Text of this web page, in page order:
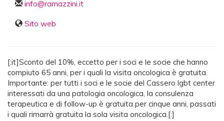
info@ramazzini.it
Sito web
[:it]Sconto del 10%, eccetto per i soci e le socie che hanno
compiuto 65 anni, per i quali la visita oncologica è gratuita.
Importante: per tutti i soci e le socie del Cassero lgbt center
interessati da una patologia oncologica, la consulenza
terapeutica e di follow-up è gratuita per cinque anni, passati
i quali rimarrà gratuita la sola visita oncologica.[:]